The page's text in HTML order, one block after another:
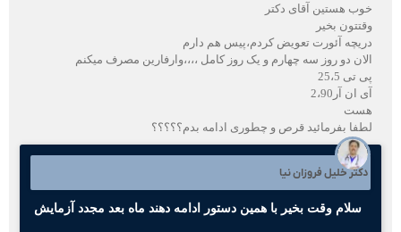
خوب هستین آقای دکتر
وقتتون بخیر
دریچه آئورت تعویض کردم،پیس هم دارم
الان دو روز سه چهارم و یک روز کامل ،،،،وارفارین مصرف میکنم
پی تی 25،5
آی ان آر2،90
هست
لطفا بفرمائید قرص و چطوری ادامه بدم؟؟؟؟؟
دکتر خلیل فروزان نیا
سلام وقت بخیر با همین دستور ادامه دهند ماه بعد مجدد آزمایش